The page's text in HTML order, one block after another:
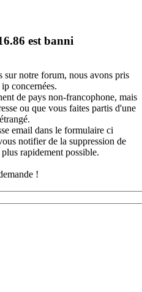
est banni
sur notre forum, nous avons pris
concernées.
de pays non-francophone, mais
ou que vous faites partis d'une
email dans le formulaire ci
notifier de la suppression de
rapidement possible.
!